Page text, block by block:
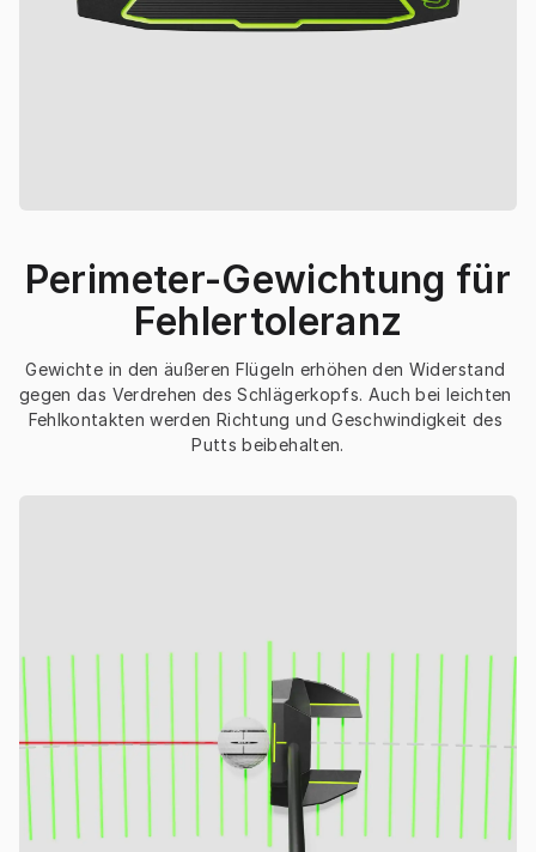
Perimeter-Gewichtung für
Fehlertoleranz
Gewichte in den äußeren Flügeln erhöhen den Widerstand
gegen das Verdrehen des Schlägerkopfs. Auch bei leichten
Fehlkontakten werden Richtung und Geschwindigkeit des
Putts beibehalten.